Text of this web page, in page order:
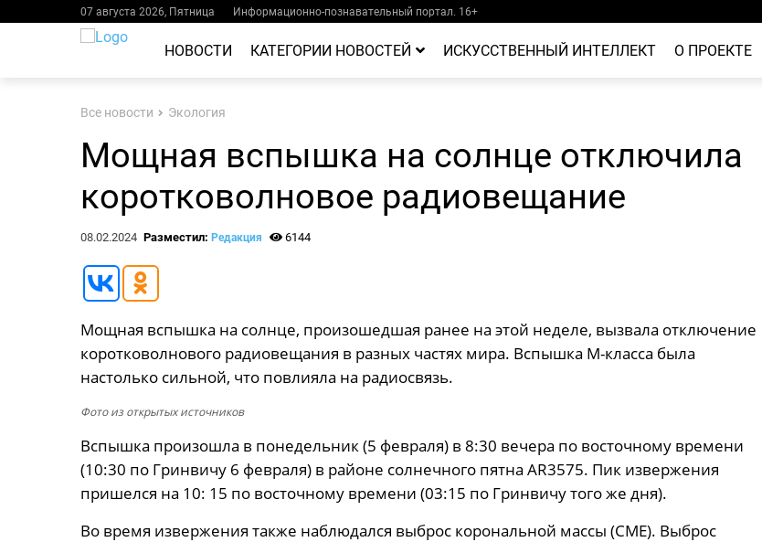
07 августа 2026, Пятница Информационно-познавательный портал. 16+
НОВОСТИ КАТЕГОРИИ НОВОСТЕЙ ИСКУССТВЕННЫЙ ИНТЕЛЛЕКТ О ПРОЕКТЕ
Все новости Экология
Мощная вспышка на солнце отключила
коротковолновое радиовещание
08.02.2024 Разместил: Редакция 6144
Мощная вспышка на солнце, произошедшая ранее на этой неделе, вызвала отключение
коротковолнового радиовещания в разных частях мира. Вспышка М-класса была
настолько сильной, что повлияла на радиосвязь.
Фото из открытых источников
Вспышка произошла в понедельник (5 февраля) в 8:30 вечера по восточному времени
(10:30 по Гринвичу 6 февраля) в районе солнечного пятна AR3575. Пик извержения
пришелся на 10: 15 по восточному времени (03:15 по Гринвичу того же дня).
Во время извержения также наблюдался выброс корональной массы (CME). Выброс